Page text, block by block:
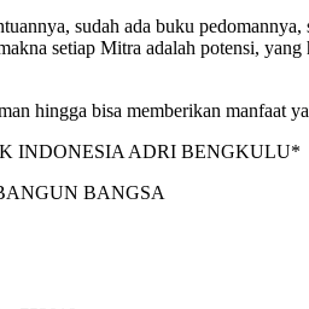
sudah ada buku
setiap Mitra adalah potensi,
hingga bisa memberikan manfaat
INDONESIA ADRI BENGKULU*
BANGSA